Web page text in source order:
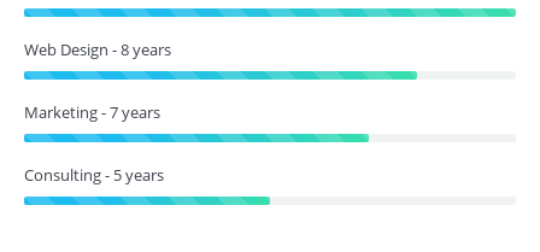
Web Design - 8 years
Marketing - 7 years
Consulting - 5 years